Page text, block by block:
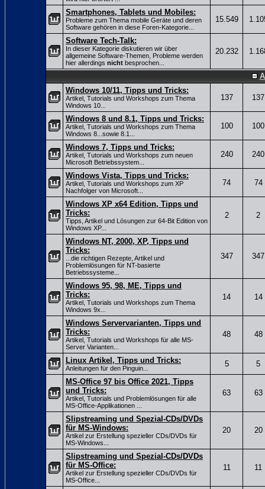
Smartphones, Tablets und Mobiles:
Probleme zum Thema mobile Geräte und deren
Software gehören in diese Foren-Kategorie...
15.549
Software Tech-Talk:
In dieser Kategorie diskutieren wir über
allgemeine Software-Themen, Probleme werden
hier allerdings nicht besprochen...
20.232
Windows 10/11, Tipps und Tricks:
Artikel, Tutorials und Workshops zum Thema
Windows 10...
137 137
Windows 8 und 8.1, Tipps und Tricks:
Artikel, Tutorials und Workshops zum Thema
Windows 8...sowie 8.1...
100 100
Windows 7, Tipps und Tricks:
Artikel, Tutorials und Workshops zum neuen
Microsoft Betriebssystem...
240 240
Windows Vista, Tipps und Tricks:
Artikel, Tutorials und Workshops zum XP
Nachfolger von Microsoft...
74 74
Windows XP x64 Edition, Tipps und
Tricks:
Tipps, Artikel und Lösungen zur 64-Bit Edition von
Windows XP...
2 2
Windows NT, 2000, XP, Tipps und
Tricks:
...die richtigen Rezepte, Artikel und
Problemlösungen für NT-basierte
Betriebssysteme...
347 347
Windows 95, 98, ME, Tipps und
Tricks:
Artikel, Tutorials und Workshops zum Thema
Windows 9x...
14 14
Windows Servervarianten, Tipps und
Tricks:
Artikel, Tutorials und Workshops für alle MS-
Server Varianten...
48 48
Linux Artikel, Tipps und Tricks:
Anleitungen für den Pinguin... 5
5
MS-Office 97 bis Office 2021, Tipps
und Tricks:
Artikel, Tutorials und Problemlösungen für alle
MS-Office-Applikationen ...
63 63
Slipstreaming und Spezial-CDs/DVDs
für MS-Windows:
Artikel zur Erstellung spezieller CDs/DVDs für
MS-Windows...
20 20
Slipstreaming und Spezial-CDs/DVDs
für MS-Office:
Artikel zur Erstellung spezieller CDs/DVDs für
MS-Office...
11 11